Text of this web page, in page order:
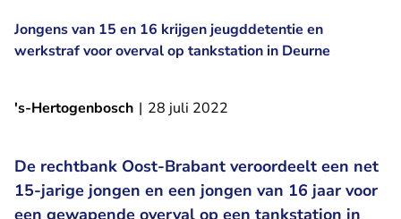
Jongens van 15 en 16 krijgen jeugddetentie en
werkstraf voor overval op tankstation in Deurne
's-Hertogenbosch | 28 juli 2022
De rechtbank Oost-Brabant veroordeelt een net
15-jarige jongen en een jongen van 16 jaar voor
een gewapende overval op een tankstation in